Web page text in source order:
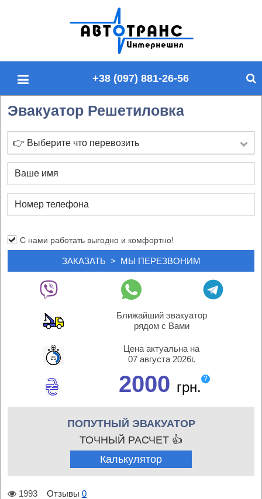
п
й
у
+38 (097) 881-26-56
Эвакуатор Решетиловка
👉 Выберите что перевозить
С нами работать выгодно и комфортно!
Ближайший эвакуатор
рядом с Вами
Цена актуальна на
07 августа 2026г.
2000 грн.
?
ПОПУТНЫЙ ЭВАКУАТОР
ТОЧНЫЙ РАСЧЕТ 👍
Калькулятор
1993 Отзывы 0